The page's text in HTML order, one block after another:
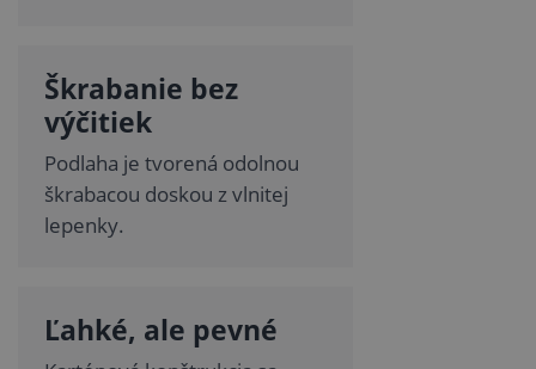
Škrabanie bez
výčitiek
Podlaha je tvorená odolnou
škrabacou doskou z vlnitej
lepenky.
Ľahké, ale pevné